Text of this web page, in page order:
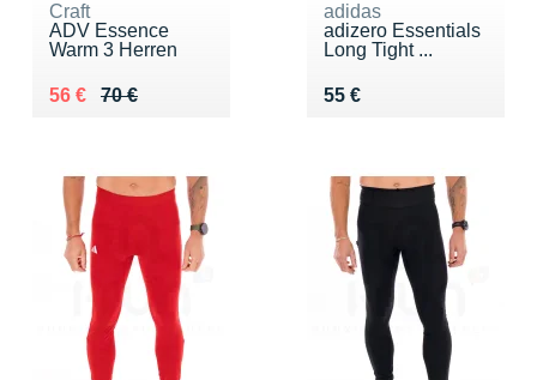
Craft
ADV Essence
Warm 3 Herren
70 €
Au lieu de 70 €
56 €
Vendu 56 €
adidas
adizero Essentials
Long Tight ...
55 €
Vendu 55 €